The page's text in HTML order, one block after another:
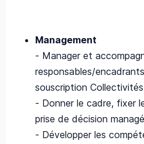
Management
- Manager et
responsables/
souscription
- Donner le cadre, fixer
prise de décision
- Développer les